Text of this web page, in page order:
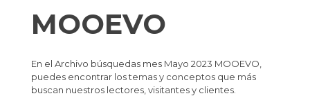
MOOEVO
En el Archivo búsquedas mes Mayo 2023 MOOEVO,
puedes encontrar los temas y conceptos que más
buscan nuestros lectores, visitantes y clientes.